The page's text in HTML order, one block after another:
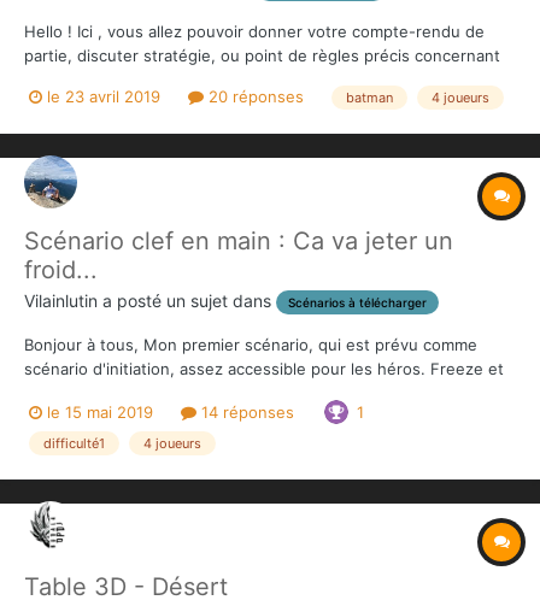
Hello ! Ici , vous allez pouvoir donner votre compte-rendu de
partie, discuter stratégie, ou point de règles précis concernant
le 23 avril 2019
20 réponses batman 4 joueurs
Scénario clef en main : Ca va jeter un
froid...
Vilainlutin a posté un sujet dans Scénarios à télécharger
Bonjour à tous, Mon premier scénario, qui est prévu comme
scénario d'initiation, assez accessible pour les héros. Freeze et
mission détaillé pour vous aider à bien voir comment ça
fonctionne....
le 15 mai 2019 14 réponses 1
difficulté1 4 joueurs
Table 3D - Désert